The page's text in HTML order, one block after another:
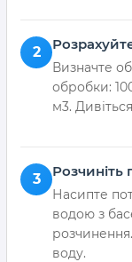
2
Визначте
обробки:
м3.
3 Розчиніть
Насипте
водою з
воду.